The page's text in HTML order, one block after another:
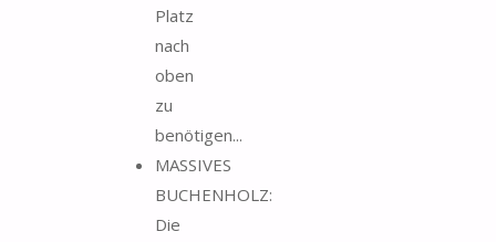
Platz
nach
oben
zu
benötigen...
MASSIVES
BUCHENHOLZ:
Die